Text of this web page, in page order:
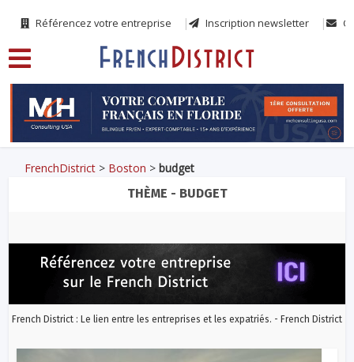
Référencez votre entreprise Inscription newsletter
FrenchDistrict > Boston >budget
THÈME - BUDGET
French District : Le lien entre les entreprises et les expatriés. - French District